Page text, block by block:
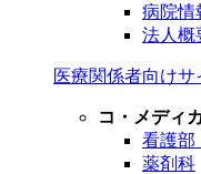
病院情
法人概
医療関係者向けサ
コ・メディ
看護部
薬剤科